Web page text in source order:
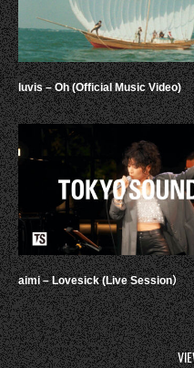
luvis – Oh (Official Music Video)
aimi – Lovesick (Live Session）